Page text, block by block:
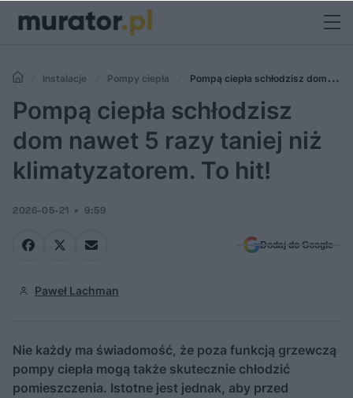
Instalacje Pompy ciepła
Pompą ciepła schłodzisz dom
nawet 5 razy taniej niż klimatyzatorem. To hit!
Pompą ciepła schłodzisz
dom nawet 5 razy taniej niż
klimatyzatorem. To hit!
2026-05-21 9:59
Dodaj do Google
Paweł Lachman
Nie każdy ma świadomość, że poza funkcją grzewczą
pompy ciepła mogą także skutecznie chłodzić
pomieszczenia. Istotne jest jednak, aby przed